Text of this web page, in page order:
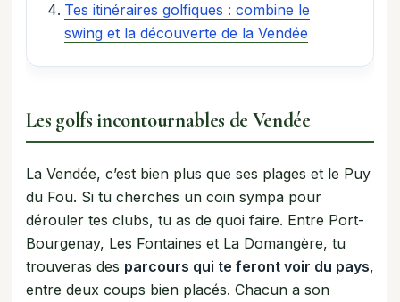
Tes itinéraires golfiques : combine le
swing et la découverte de la Vendée
Les golfs incontournables de Vendée
La Vendée, c’est bien plus que ses plages et le Puy
du Fou. Si tu cherches un coin sympa pour
dérouler tes clubs, tu as de quoi faire. Entre Port-
Bourgenay, Les Fontaines et La Domangère, tu
trouveras des parcours qui te feront voir du pays,
entre deux coups bien placés. Chacun a son